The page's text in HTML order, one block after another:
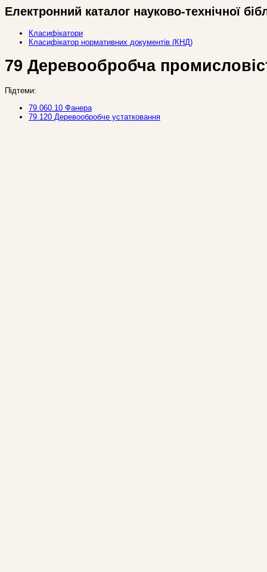
Електронний каталог науково-технічної
Класифікатори
Класифікатор нормативних документів (КНД)
79 Деревообробча
Підтеми:
79.060.10 Фанера
79.120 Деревообробче устатковання